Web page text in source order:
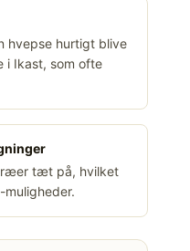
hvepse hurtigt blive
i Ikast, som ofte
tæt på, hvilket